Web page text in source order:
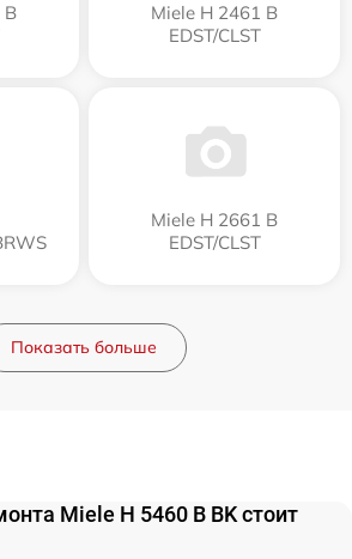
B
Miele H 2461 B
EDST/CLST
Miele H 2661 B
EDST/CLST
Показать больше
Miele H 5460 B BK стоит